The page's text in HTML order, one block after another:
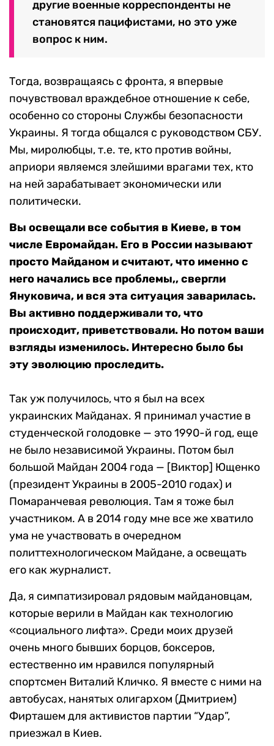
другие военные корреспонденты не
становятся пацифистами, но это уже
вопрос к ним.
Тогда, возвращаясь с фронта, я впервые
почувствовал враждебное отношение к себе,
особенно со стороны Службы безопасности
Украины. Я тогда общался с руководством СБУ.
Мы, миролюбцы, т.е. те, кто против войны,
априори являемся злейшими врагами тех, кто
на ней зарабатывает экономически или
политически.
Вы освещали все события в Киеве, в том
числе Евромайдан. Его в России называют
просто Майданом и считают, что именно с
него начались все проблемы,, свергли
Януковича, и вся эта ситуация заварилась.
Вы активно поддерживали то, что
происходит, приветствовали. Но потом ваши
взгляды изменилось. Интересно было бы
эту эволюцию проследить.
Так уж получилось, что я был на всех
украинских Майданах. Я принимал участие в
студенческой голодовке — это 1990-й год, еще
не было независимой Украины. Потом был
большой Майдан 2004 года — [Виктор] Ющенко
(президент Украины в 2005-2010 годах) и
Помаранчевая революция. Там я тоже был
участником. А в 2014 году мне все же хватило
ума не участвовать в очередном
политтехнологическом Майдане, а освещать
его как журналист.
Да, я симпатизировал рядовым майдановцам,
которые верили в Майдан как технологию
«социального лифта». Среди моих друзей
очень много бывших борцов, боксеров,
естественно им нравился популярный
спортсмен Виталий Кличко. Я вместе с ними на
автобусах, нанятых олигархом (Дмитрием)
Фирташем для активистов партии “Удар”,
приезжал в Киев.